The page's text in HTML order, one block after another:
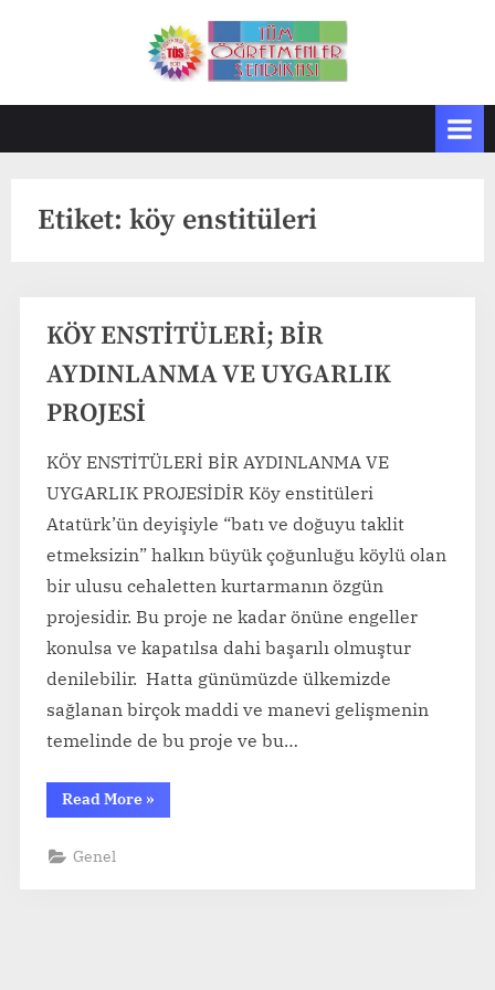
TTüm
Öğretmenler
Sendikası
Etiket: köy enstitüleri
KÖY ENSTİTÜLERİ; BİR
AYDINLANMA VE UYGARLIK
PROJESİ
KÖY ENSTİTÜLERİ BİR AYDINLANMA VE
UYGARLIK PROJESİDİR Köy enstitüleri
Atatürk’ün deyişiyle “batı ve doğuyu taklit
etmeksizin” halkın büyük çoğunluğu köylü olan
bir ulusu cehaletten kurtarmanın özgün
projesidir. Bu proje ne kadar önüne engeller
konulsa ve kapatılsa dahi başarılı olmuştur
denilebilir. Hatta günümüzde ülkemizde
sağlanan birçok maddi ve manevi gelişmenin
temelinde de bu proje ve bu…
Read More“KÖY
ENSTİTÜLERİ;
»
Genel